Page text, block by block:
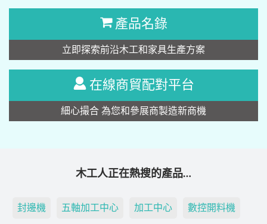
產品名錄
立即探索前沿木工和家具生產方案
在線商貿配對平台
細心撮合 為您和參展商製造新商機
木工人正在熱搜的產品…
封邊機 五軸加工中心 加工中心 數控開料機